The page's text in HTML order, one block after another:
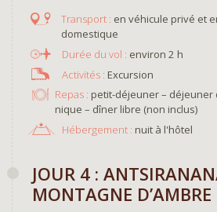
en véhicule privé et
domestique
environ 2 h
Excursion
Repas : petit-déjeuner – déjeuner
nique – dîner libre (non inclus)
Hébergement : nuit à l'hôtel
JOUR 4 :
MONTAGNE D’AMBRE